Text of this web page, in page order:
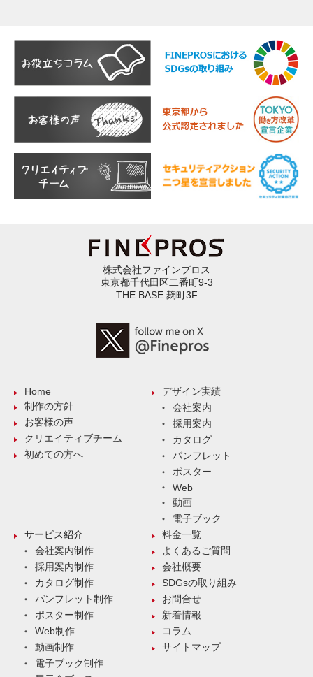
株式会社ファインプロス
東京都千代田区二番町9-3
THE BASE 麹町3F
Home
制作の方針
お客様の声
クリエイティブチーム
初めての方へ
デザイン実績
会社案内
採用案内
カタログ
パンフレット
ポスター
Web
動画
電子ブック
サービス紹介
会社案内制作
採用案内制作
カタログ制作
パンフレット制作
ポスター制作
Web制作
動画制作
電子ブック制作
料金一覧
よくあるご質問
会社概要
SDGsの取り組み
お問合せ
新着情報
コラム
サイトマップ